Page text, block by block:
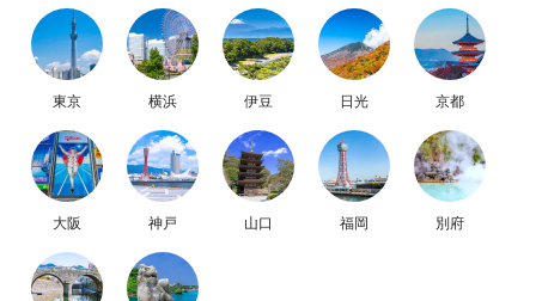
東京 横浜 伊豆 日光 京都
大阪 神戸 山口 福岡 別府